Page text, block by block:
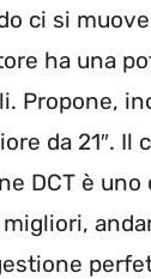
ci si
ha una
Propone,
da 21″. Il
DCT è